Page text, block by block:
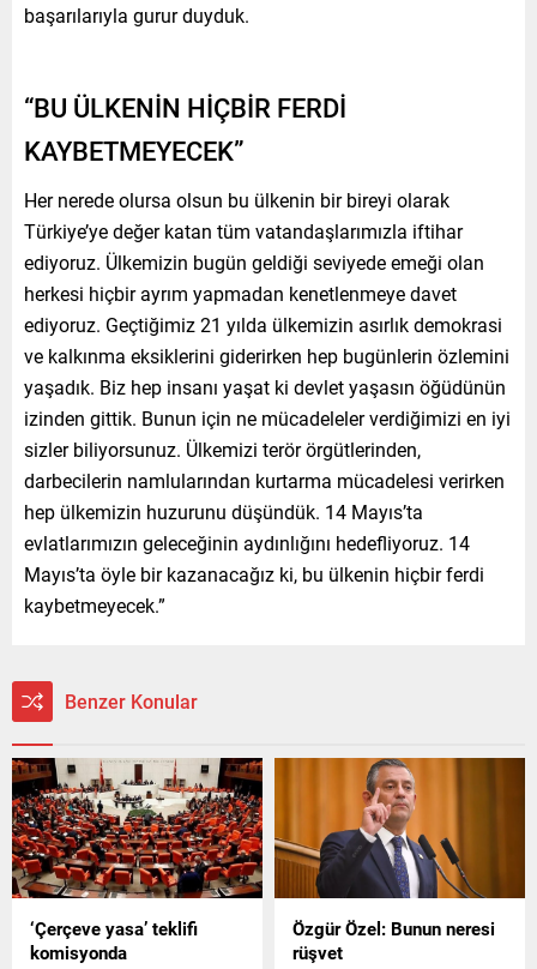
başarılarıyla gurur duyduk.
“BU ÜLKENİN HİÇBİR FERDİ
KAYBETMEYECEK”
Her nerede olursa olsun bu ülkenin bir bireyi olarak
Türkiye’ye değer katan tüm vatandaşlarımızla iftihar
ediyoruz. Ülkemizin bugün geldiği seviyede emeği olan
herkesi hiçbir ayrım yapmadan kenetlenmeye davet
ediyoruz. Geçtiğimiz 21 yılda ülkemizin asırlık demokrasi
ve kalkınma eksiklerini giderirken hep bugünlerin özlemini
yaşadık. Biz hep insanı yaşat ki devlet yaşasın öğüdünün
izinden gittik. Bunun için ne mücadeleler verdiğimizi en iyi
sizler biliyorsunuz. Ülkemizi terör örgütlerinden,
darbecilerin namlularından kurtarma mücadelesi verirken
hep ülkemizin huzurunu düşündük. 14 Mayıs’ta
evlatlarımızın geleceğinin aydınlığını hedefliyoruz. 14
Mayıs’ta öyle bir kazanacağız ki, bu ülkenin hiçbir ferdi
kaybetmeyecek.”
Benzer Konular
‘Çerçeve yasa’ teklifi
komisyonda
Özgür Özel: Bunun neresi
rüşvet